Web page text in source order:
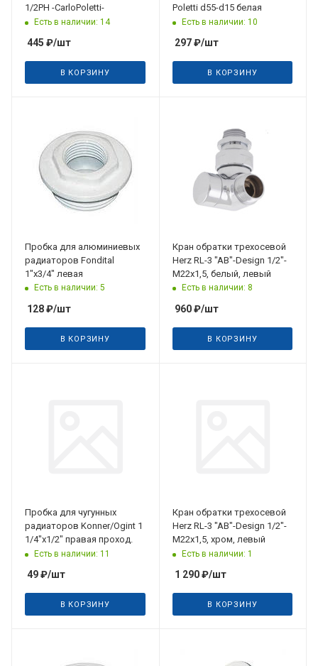
1/2РН -CarloPoletti-
Есть в наличии: 14
445 ₽/шт
В КОРЗИНУ
Poletti d55-d15 белая
Есть в наличии: 10
297₽/шт
В КОРЗИНУ
Пробка для алюминиевых
радиаторов Fondital
1"х3/4" левая
Есть в наличии: 5
128₽/шт
В КОРЗИНУ
Кран обратки трехосевой
Herz RL-3 "AB"-Design 1/2"-
М22х1,5, белый, левый
Есть в наличии: 8
960₽/шт
В КОРЗИНУ
Пробка для чугунных
радиаторов Konner/Ogint 1
1/4"х1/2" правая проход.
Есть в наличии: 11
49₽/шт
В КОРЗИНУ
Кран обратки трехосевой
Herz RL-3 "AB"-Design 1/2"-
М22х1,5, хром, левый
Есть в наличии: 1
1 290₽/шт
В КОРЗИНУ